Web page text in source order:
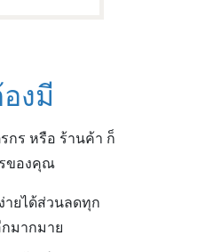
งมี
กร หรือ ร้านค้า ก็
รของคุณ
ายได้ส่วนลดทุก
มากมาย